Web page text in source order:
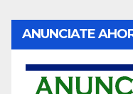
ANUNCIATE